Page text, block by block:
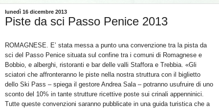
lunedì 16 dicembre 2013
Piste da sci Passo Penice 2013
ROMAGNESE. E’ stata messa a punto una convenzione tra la pista da
sci del Passo Penice situata sul confine tra i comuni di Romagnese e
Bobbio, e alberghi, ristoranti e bar delle valli Staffora e Trebbia. «Gli
sciatori che affronteranno le piste nella nostra struttura con il biglietto
dello Ski Pass – spiega il gestore Andrea Sala – potranno usufruire di uno
sconto del 10% in tante strutture ricettive poste sui crinali appenninici.
Tutte queste convenzioni saranno pubblicate in una guida turistica che a